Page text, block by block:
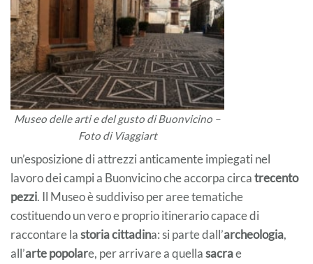
Museo delle arti e del gusto di Buonvicino –
Foto di Viaggiart
un’esposizione di attrezzi anticamente impiegati nel
lavoro dei campi a Buonvicino che accorpa circatrecento
pezzi. Il Museo è suddiviso per aree tematiche
costituendo un vero e proprio itinerario capace di
raccontare lastoria cittadina: si parte dall’archeologia,
all’arte popolare, per arrivare a quellasacrae